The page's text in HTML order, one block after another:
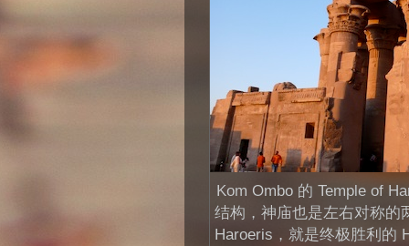
Kom Ombo 的 Temple of
结构，神庙也是左右对称的
Haroeris，就是终极胜利的